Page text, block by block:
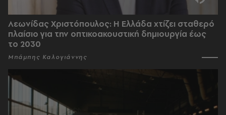
Λεωνίδας Χριστόπουλος: Η Ελλάδα χτίζει σταθερό
πλαίσιο για την οπτικοακουστική δημιουργία έως
το 2030
Μπάμπης Καλογιάννης